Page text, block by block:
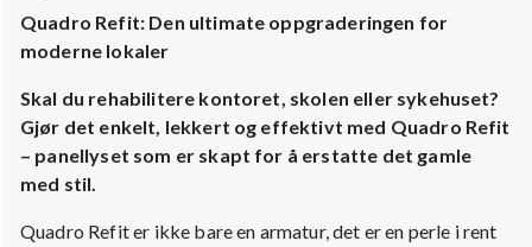
Quadro Refit: Den ultimate oppgraderingen for
moderne lokaler
Skal du rehabilitere kontoret, skolen eller sykehuset?
Gjør det enkelt, lekkert og effektivt med Quadro Refit
– panellyset som er skapt for å erstatte det gamle
med stil.
Quadro Refit er ikke bare en armatur, det er en perle i rent